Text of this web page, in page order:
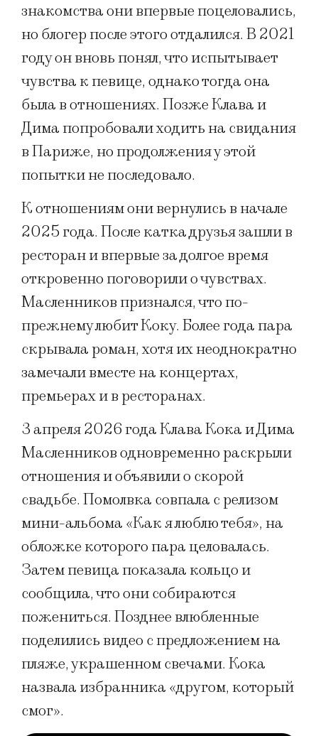
знакомства они впервые поцеловались,
но блогер после этого отдалился. В 2021
году он вновь понял, что испытывает
чувства к певице, однако тогда она
была в отношениях. Позже Клава и
Дима попробовали ходить на свидания
в Париже, но продолжения у этой
попытки не последовало.
К отношениям они вернулись в начале
2025 года. После катка друзья зашли в
ресторан и впервые за долгое время
откровенно поговорили о чувствах.
Масленников признался, что по-
прежнему любит Коку. Более года пара
скрывала роман, хотя их неоднократно
замечали вместе на концертах,
премьерах и в ресторанах.
3 апреля 2026 года Клава Кока и Дима
Масленников одновременно раскрыли
отношения и объявили о скорой
свадьбе. Помолвка совпала с релизом
мини-альбома «Как я люблю тебя», на
обложке которого пара целовалась.
Затем певица показала кольцо и
сообщила, что они собираются
пожениться. Позднее влюбленные
поделились видео с предложением на
пляже, украшенном свечами. Кока
назвала избранника «другом, который
смог».